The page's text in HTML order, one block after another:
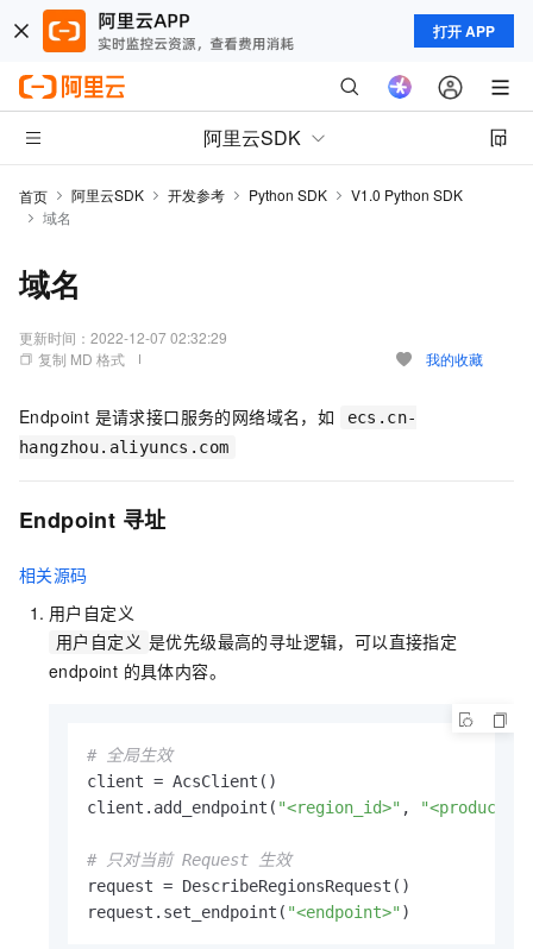
打开 APP
阿里云SDK
首页 阿里云SDK 开发参考 Python SDK
V1.0 Python SDK
域名
域名
更新时间： 2022-12-07 02:32:29
复制 MD 格式
我的收藏
Endpoint 是请求接口服务的网络域名，如
ecs.cn-
hangzhou.aliyuncs.com
Endpoint 寻址
相关源码
用户自定义
用户自定义 是优先级最高的寻址逻辑，可以直接指定
endpoint 的具体内容。
# 全局生效
client = AcsClient()
client.add_endpoint( "<region_id>" , "<product>"
# 只对当前 Request 生效
request = DescribeRegionsRequest()
request.set_endpoint( "<endpoint>" )